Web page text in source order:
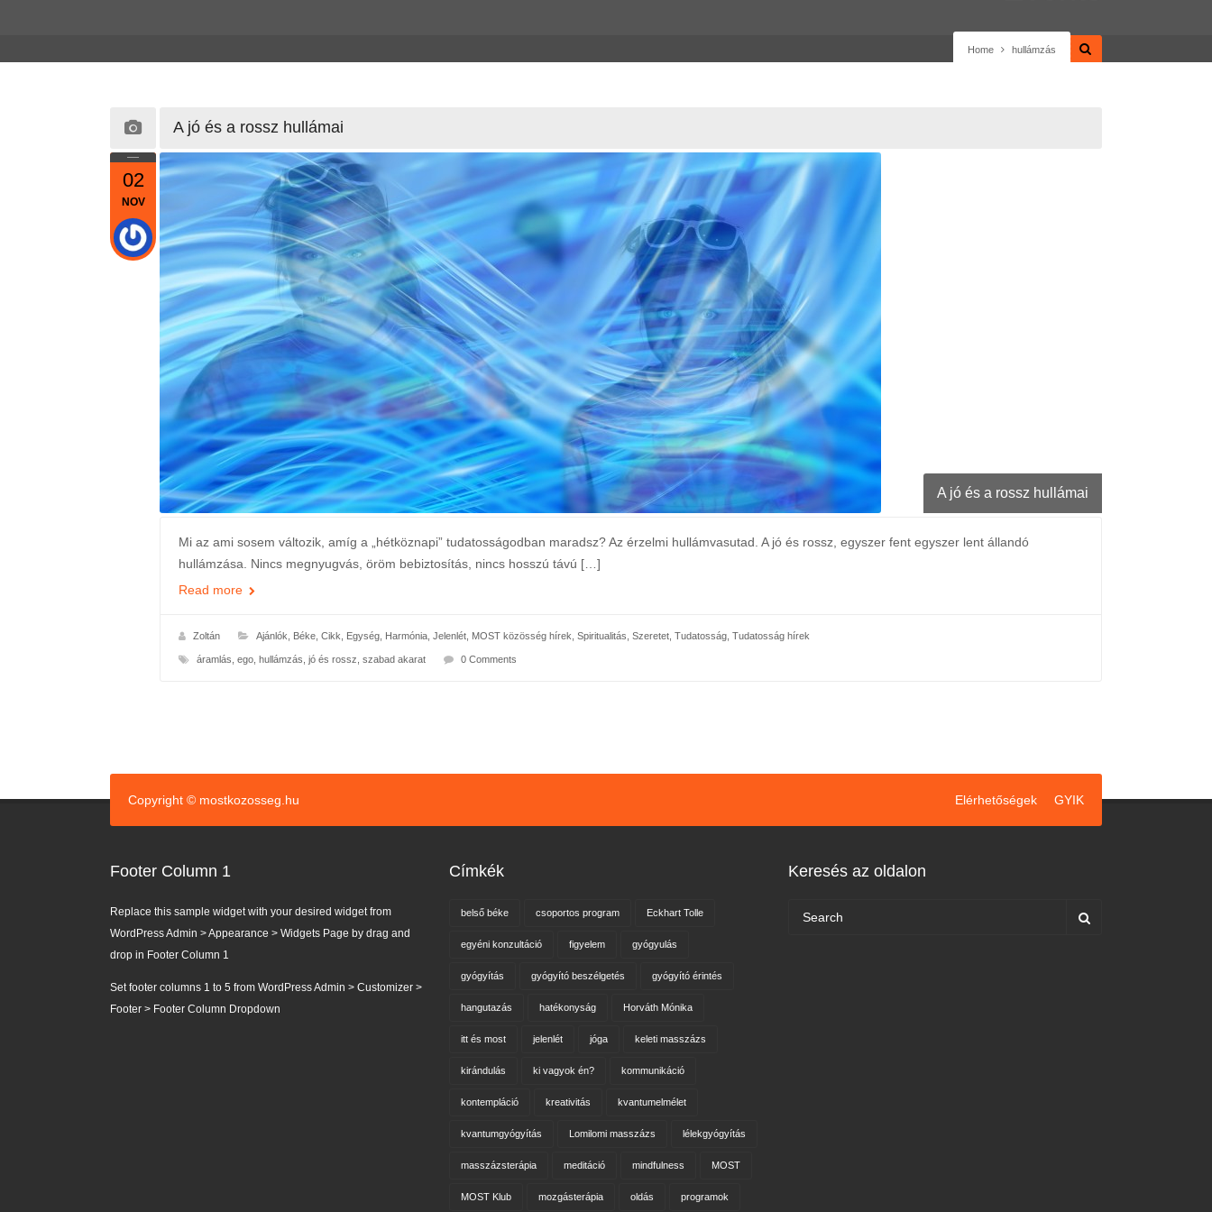
Home hullámzás
02
NOV
A jó és a rossz hullámai
A jó és a rossz hullámai
Mi az ami sosem változik, amíg a „hétköznapi” tudatosságodban maradsz? Az érzelmi hullámvasutad. A jó és rossz, egyszer fent egyszer lent állandó
hullámzása. Nincs megnyugvás, öröm bebiztosítás, nincs hosszú távú […]
Read more
Zoltán Ajánlók Béke Cikk Egység Harmónia Jelenlét MOST közösség hírek Spiritualitás Szeretet Tudatosság Tudatosság hírek
áramlás ego hullámzás jó és rossz szabad akarat 0 Comments
Copyright © mostkozosseg.hu Elérhetőségek GYIK
Footer Column 1
Replace this sample widget with your desired widget from
WordPress Admin > Appearance > Widgets Page by drag and
drop in Footer Column 1
Set footer columns 1 to 5 from WordPress Admin > Customizer >
Footer > Footer Column Dropdown
Címkék
belső béke csoportos program Eckhart Tolle
egyéni konzultáció figyelem gyógyulás
gyógyítás gyógyító beszélgetés gyógyító érintés
hangutazás hatékonyság Horváth Mónika
itt és most jelenlét jóga keleti masszázs
kirándulás ki vagyok én? kommunikáció
kontempláció kreativitás kvantumelmélet
kvantumgyógyítás Lomilomi masszázs lélekgyógyítás
masszázsterápia meditáció mindfulness MOST
MOST Klub mozgásterápia oldás programok
Keresés az oldalon